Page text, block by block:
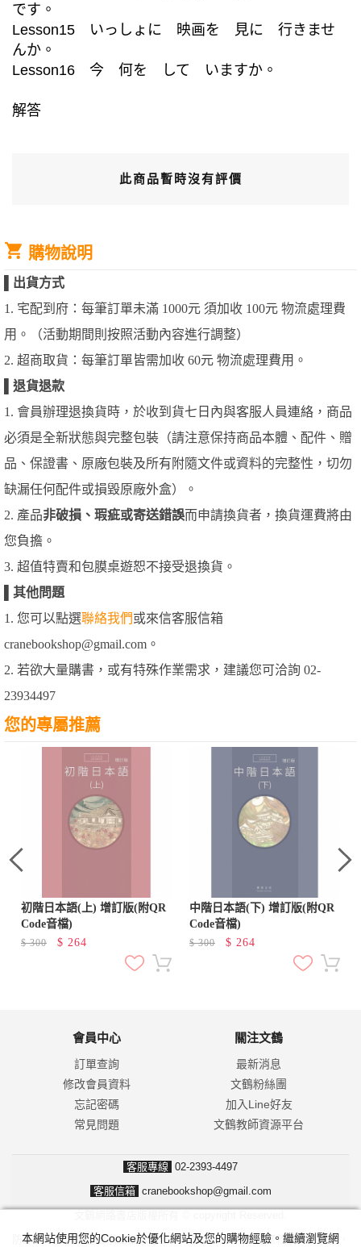
です。
Lesson15 いっしょに 映画を 見に 行きませ
んか。
Lesson16 今 何を して いますか。
解答
此商品暫時沒有評價
購物說明
出貨方式
1. 宅配到府：每筆訂單未滿 1000元 須加收 100元 物流處理費
用。（活動期間則按照活動內容進行調整）
2. 超商取貨：每筆訂單皆需加收 60元 物流處理費用。
退貨退款
1. 會員辦理退換貨時，於收到貨七日內與客服人員連絡，商品
必須是全新狀態與完整包裝（請注意保持商品本體、配件、贈
品、保證書、原廠包裝及所有附隨文件或資料的完整性，切勿
缺漏任何配件或損毀原廠外盒）。
2. 產品非破損、瑕疵或寄送錯誤而申請換貨者，換貨運費將由
您負擔。
3. 超值特賣和包膜桌遊恕不接受退換貨。
其他問題
1. 您可以點選聯絡我們或來信客服信箱
cranebookshop@gmail.com。
2. 若欲大量購書，或有特殊作業需求，建議您可洽詢 02-
23934497
您的專屬推薦
初階日本語(上) 增訂版(附QR
Code音檔)
$300 $ 264
中階日本語(下) 增訂版(附QR
Code音檔)
$300 $ 264
會員中心
訂單查詢
修改會員資料
忘記密碼
常見問題
關注文鶴
最新消息
文鶴粉絲團
加入Line好友
文鶴教師資源平台
客服專線 02-2393-4497
客服信箱 cranebookshop@gmail.com
防詐騙！我們不會要求並指示您至ATM操作。ATM只有匯款及轉帳功能，
本網站使用您的Cookie於優化網站及您的購物經驗。繼續瀏覽網